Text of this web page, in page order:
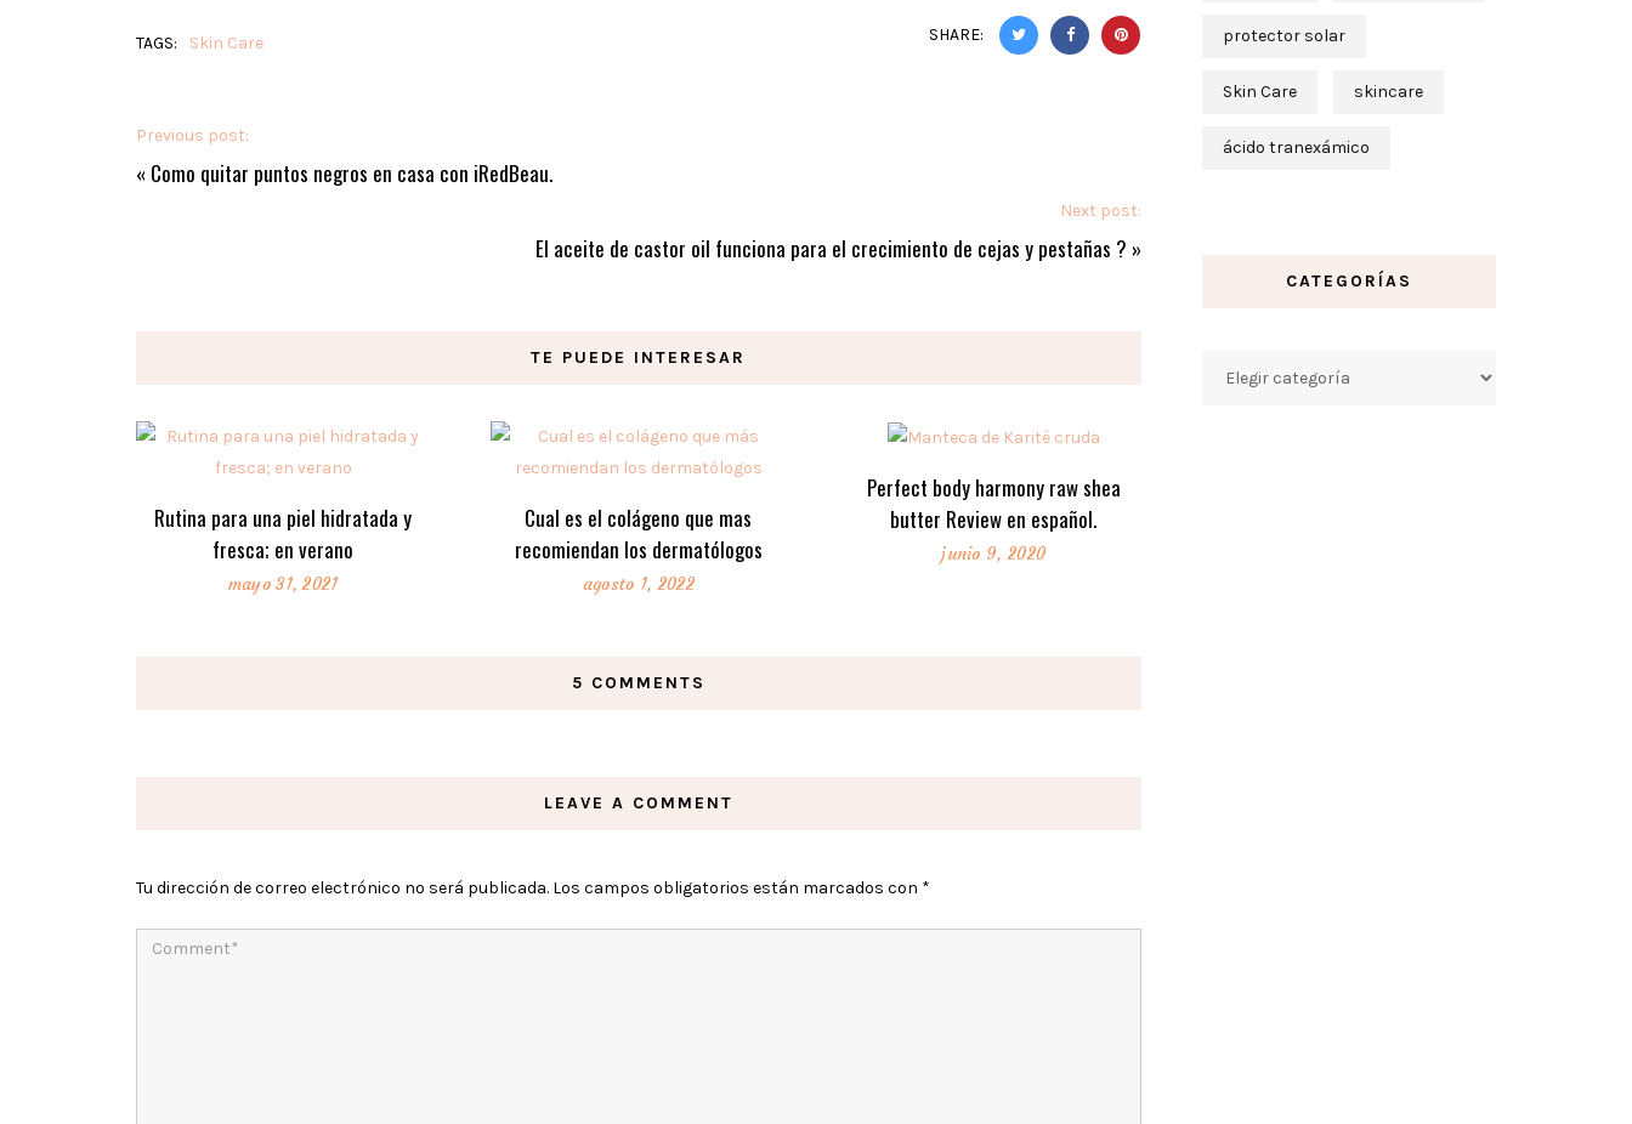
TAGS: Skin Care SHARE:
Previous post:
« Como quitar puntos negros en casa con iRedBeau.
Next post:
El aceite de castor oil funciona para el crecimiento de cejas y pestañas ? »
TE PUEDE INTERESAR
Rutina para una piel hidratada y
fresca; en verano
mayo 31, 2021
Cual es el colágeno que mas
recomiendan los dermatólogos
agosto 1, 2022
Perfect body harmony raw shea
butter Review en español.
junio 9, 2020
5 COMMENTS
LEAVE A COMMENT
Tu dirección de correo electrónico no será publicada. Los campos obligatorios están marcados con *
protector solar
Skin Care skincare
ácido tranexámico
CATEGORÍAS